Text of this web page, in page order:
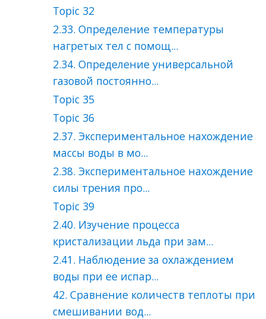
Topic 32
2.33. Определение температуры
нагретых тел с помощ...
2.34. Определение универсальной
газовой постоянно...
Topic 35
Topic 36
2.37. Экспериментальное нахождение
массы воды в мо...
2.38. Экспериментальное нахождение
силы трения про...
Topic 39
2.40. Изучение процесса
кристализации льда при зам...
2.41. Наблюдение за охлаждением
воды при ее испар...
42. Сравнение количеств теплоты при
смешивании вод...